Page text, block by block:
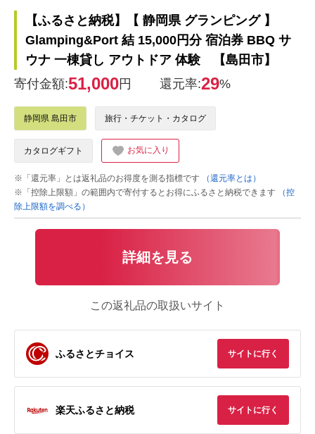
【ふるさと納税】【 静岡県 グランピング 】
Glamping&Port 結 15,000円分 宿泊券 BBQ サ
ウナ 一棟貸し アウトドア 体験 【島田市】
寄付金額:51,000円 還元率:29%
静岡県 島田市 旅行・チケット・カタログ
カタログギフト お気に入り
※「還元率」とは返礼品のお得度を測る指標です
（還元率とは）
※「控除上限額」の範囲内で寄付するとお得にふるさと納税できます
（控
除上限額を調べる）
詳細を見る
この返礼品の取扱いサイト
ふるさとチョイス サイトに行く
楽天ふるさと納税 サイトに行く